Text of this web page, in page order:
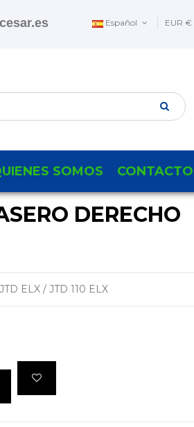
Español EUR €
SOMOS CONTACTO
DERECHO
ELX / JTD 110 ELX